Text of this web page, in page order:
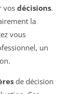
vos décisions.
la
vous
un
de décision